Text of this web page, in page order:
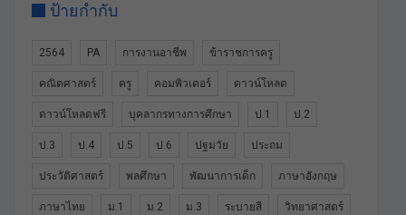
ป้ายกำกับ
2564 PA การงานอาชีพ ข้าราชการครู
คณิตศาสตร์ ครู คอมพิวเตอร์ ดาวน์โหลด
ดาวน์โหลดฟรี บุคลากรทางการศึกษา ป.1 ป.2
ป.3 ป.4 ป.5 ป.6 ปฐมวัย ประถม
ประวัติศาสตร์ พลศึกษา พัฒนาการเด็ก ภาษาอังกฤษ
ภาษาไทย ม.1 ม.2 ม.3 ระบายสี วิทยาศาสตร์